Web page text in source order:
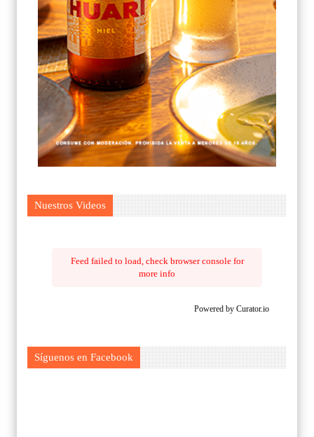
Nuestros Videos
Feed failed to load, check browser console for
more info
Powered by Curator.io
Síguenos en Facebook